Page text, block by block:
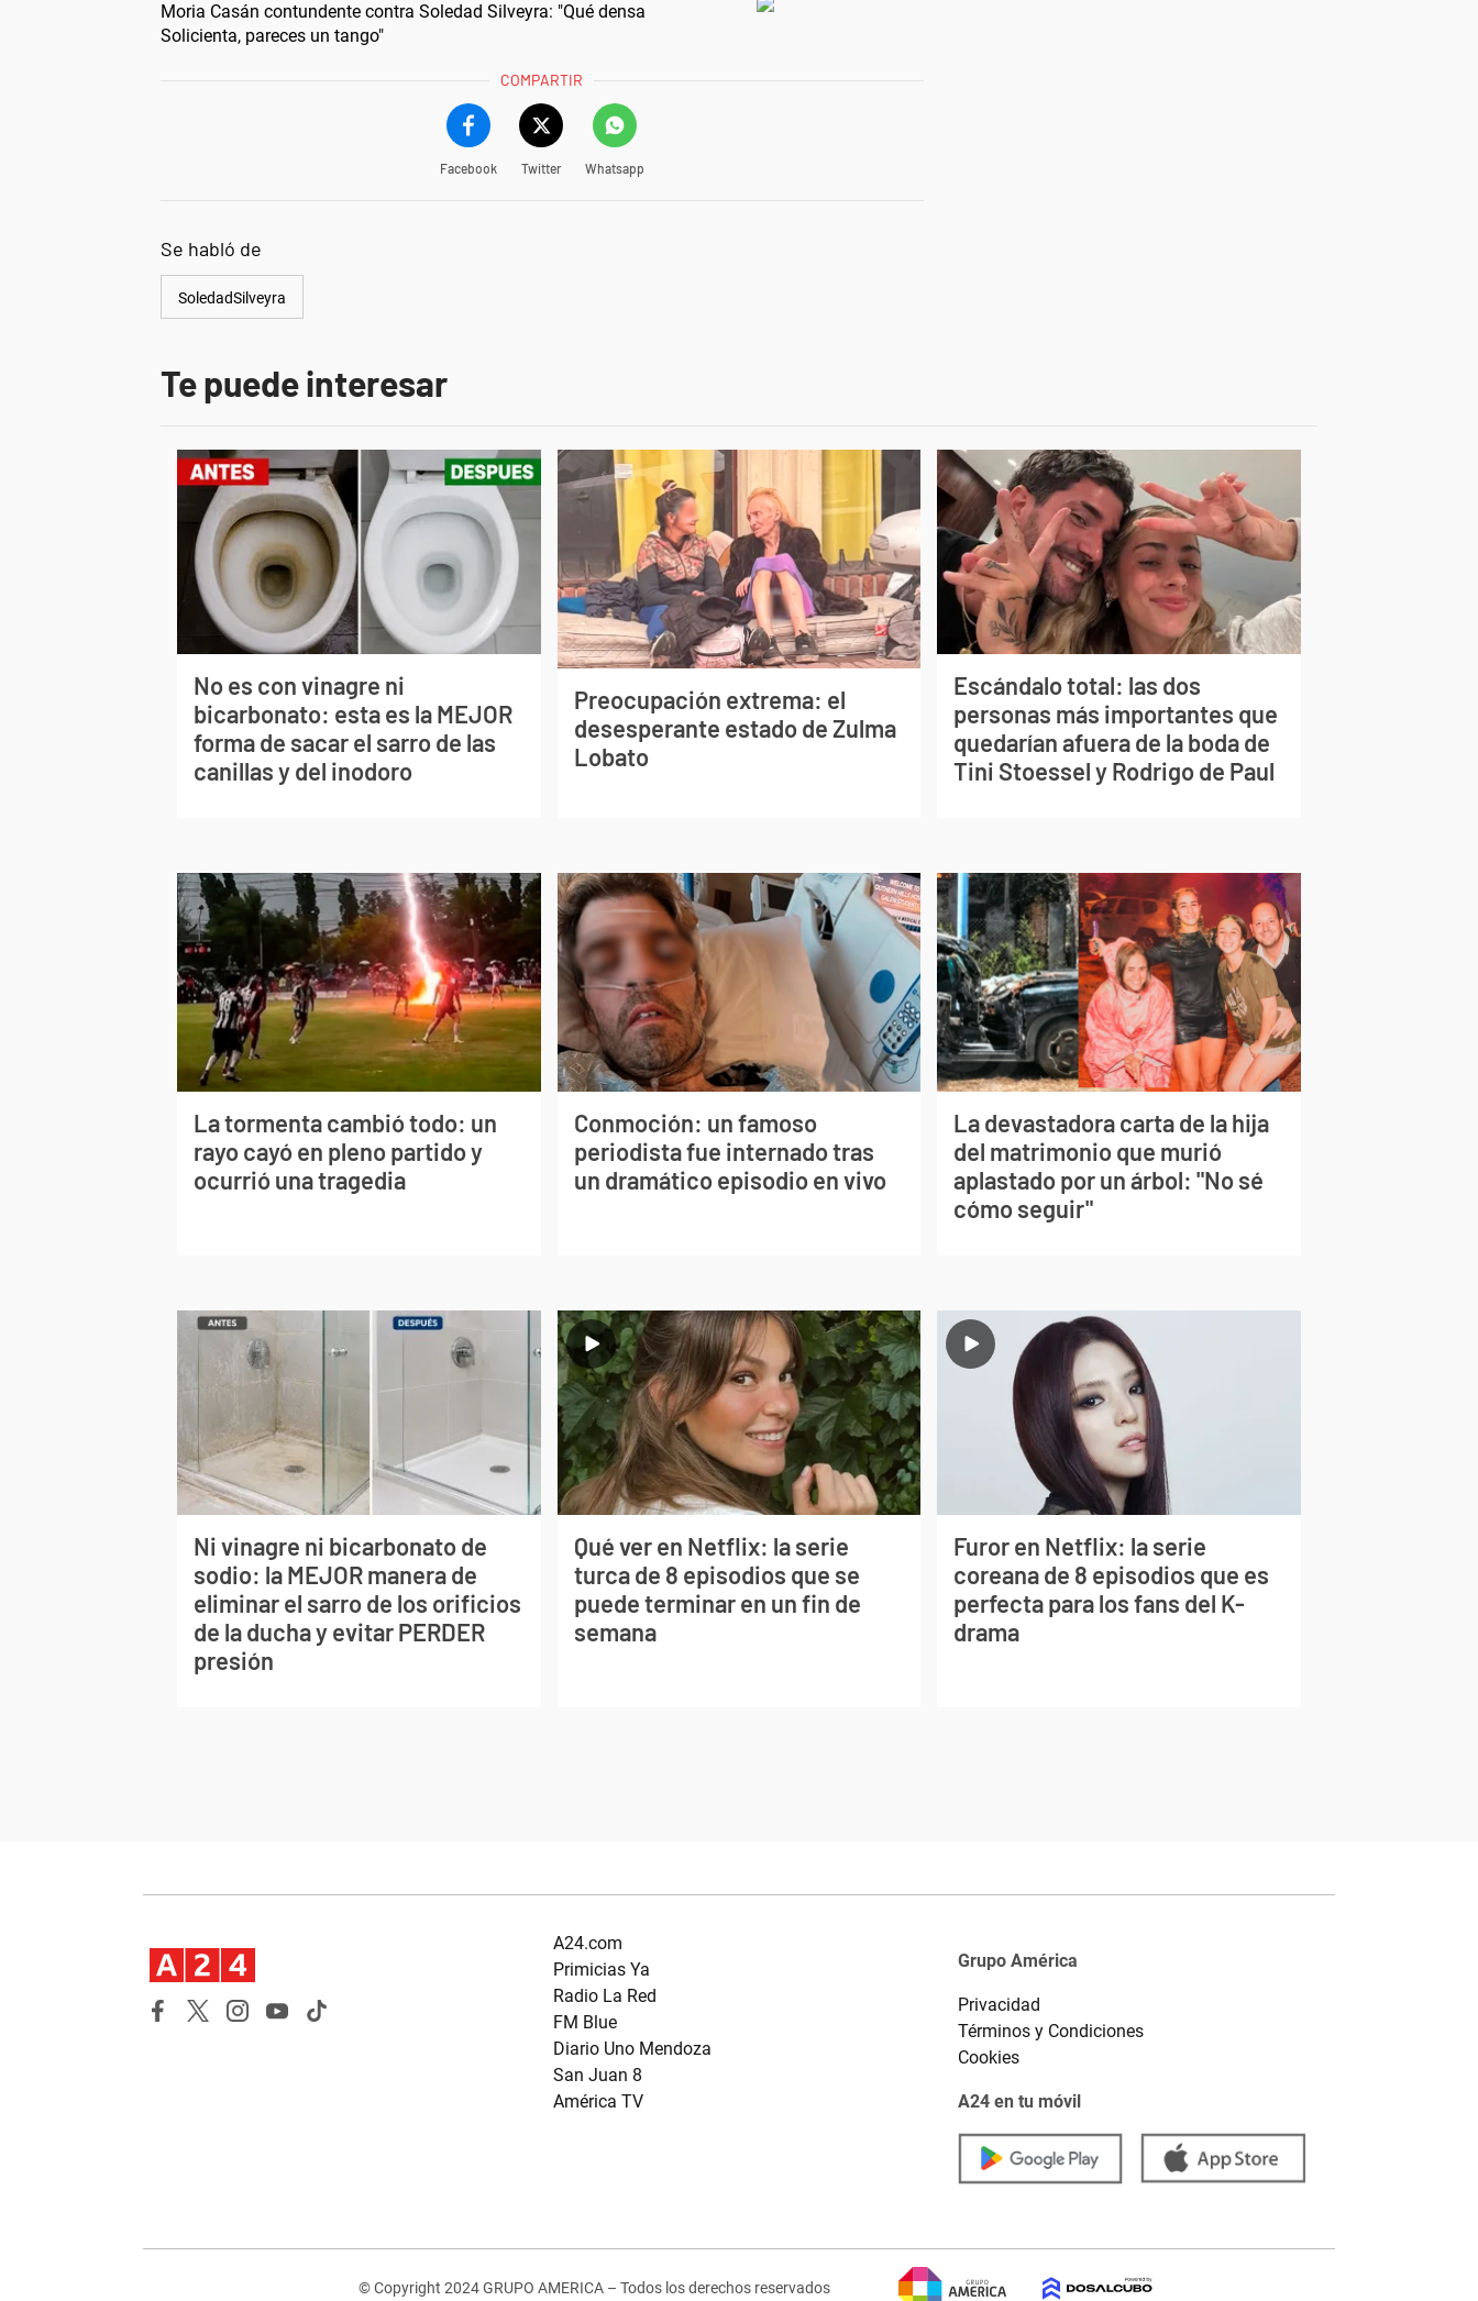
Moria Casán contundente contra Soledad Silveyra: "Qué densa
Solicienta, pareces un tango"
COMPARTIR
Facebook Twitter Whatsapp
Se habló de
SoledadSilveyra
Te puede interesar
No es con vinagre ni
bicarbonato: esta es la MEJOR
forma de sacar el sarro de las
canillas y del inodoro
Preocupación extrema: el
desesperante estado de Zulma
Lobato
Escándalo total: las dos
personas más importantes que
quedarían afuera de la boda de
Tini Stoessel y Rodrigo de Paul
La tormenta cambió todo: un
rayo cayó en pleno partido y
ocurrió una tragedia
Conmoción: un famoso
periodista fue internado tras
un dramático episodio en vivo
La devastadora carta de la hija
del matrimonio que murió
aplastado por un árbol: "No sé
cómo seguir"
Ni vinagre ni bicarbonato de
sodio: la MEJOR manera de
eliminar el sarro de los orificios
de la ducha y evitar PERDER
presión
Qué ver en Netflix: la serie
turca de 8 episodios que se
puede terminar en un fin de
semana
Furor en Netflix: la serie
coreana de 8 episodios que es
perfecta para los fans del K-
drama
A24.com
Primicias Ya
Radio La Red
FM Blue
Diario Uno Mendoza
San Juan 8
América TV
Grupo América
Privacidad
Términos y Condiciones
Cookies
A24 en tu móvil
© Copyright 2024 GRUPO AMERICA – Todos los derechos reservados